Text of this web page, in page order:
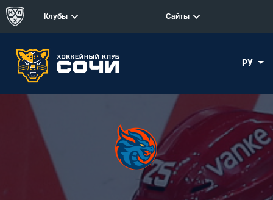
Клубы Сайты
РУ